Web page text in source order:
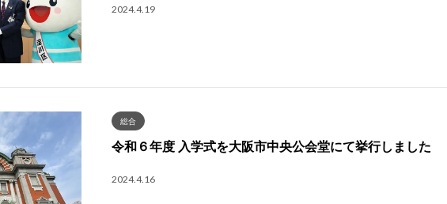
2024.4.19
総合
令和６年度 入学式を大阪市中央公会堂にて挙行しました
2024.4.16